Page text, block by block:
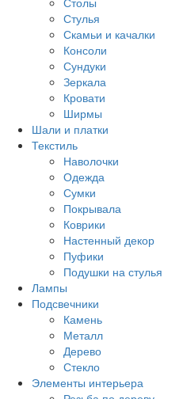
Стулья
Скамьи и качалки
Консоли
Сундуки
Зеркала
Кровати
Ширмы
Шали и платки
Текстиль
Наволочки
Одежда
Сумки
Покрывала
Коврики
Настенный декор
Пуфики
Подушки на стулья
Лампы
Подсвечники
Камень
Металл
Дерево
Стекло
Элементы интерьера